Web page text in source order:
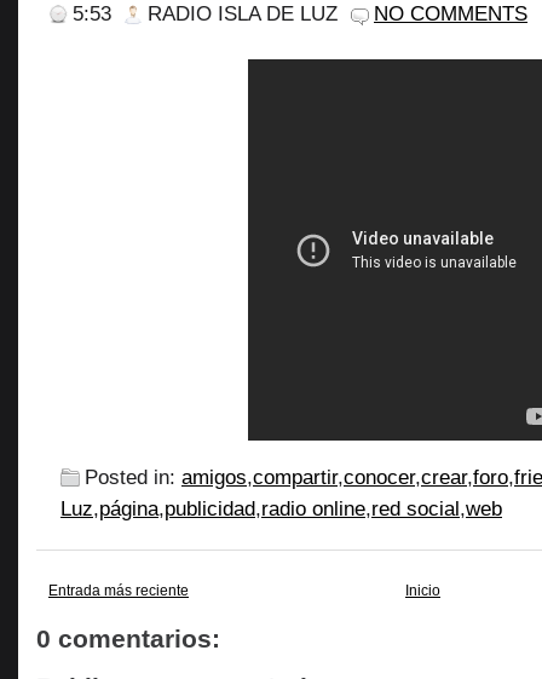
5:53 RADIO ISLA DE LUZ NO COMMENTS
Posted in: amigos,compartir,conocer,crear,foro,
Luz,página,publicidad,radio online,red social,web
Entrada más reciente Inicio
0 comentarios: